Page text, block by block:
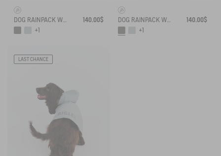
140.00$
+1
DOG RAINPACK WARM - WARM, FOLDABLE, AND WATERPROOF DOG PARKA
140.00$
+1
LAST CHANCE